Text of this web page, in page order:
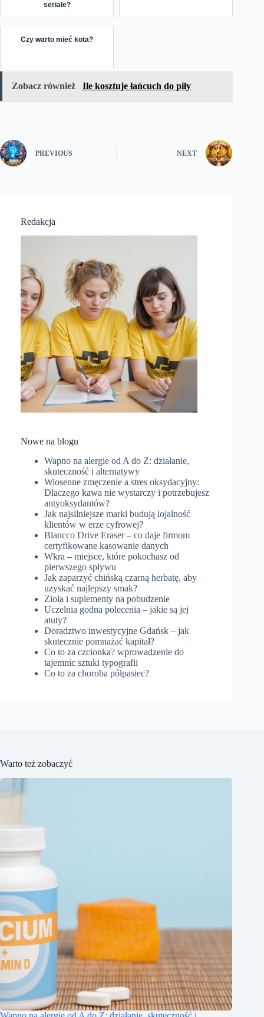
seriale?
Czy warto mieć kota?
Zobacz również Ile kosztuje łańcuch do piły
PREVIOUS NEXT
Redakcja
Nowe na blogu
Wapno na alergie od A do Z: działanie,
skuteczność i alternatywy
Wiosenne zmęczenie a stres oksydacyjny:
Dlaczego kawa nie wystarczy i potrzebujesz
antyoksydantów?
Jak najsilniejsze marki budują lojalność
klientów w erze cyfrowej?
Blancco Drive Eraser – co daje firmom
certyfikowane kasowanie danych
Wkra – miejsce, które pokochasz od
pierwszego spływu
Jak zaparzyć chińską czarną herbatę, aby
uzyskać najlepszy smak?
Zioła i suplementy na pobudzenie
Uczelnia godna polecenia – jakie są jej
atuty?
Doradztwo inwestycyjne Gdańsk – jak
skutecznie pomnażać kapitał?
Co to za czcionka? wprowadzenie do
tajemnic sztuki typografii
Co to za choroba półpasiec?
Warto też zobaczyć